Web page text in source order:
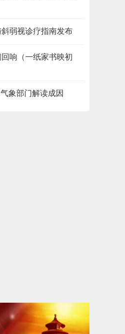
弱视诊疗指南发布
响（一纸家书映初
象部门解读成因